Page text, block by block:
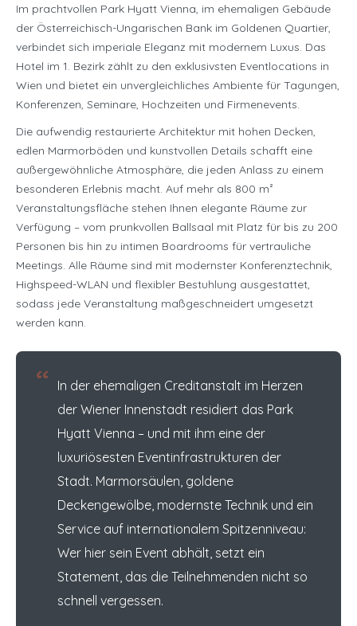
Im prachtvollen Park Hyatt Vienna, im ehemaligen Gebäude
der Österreichisch-Ungarischen Bank im Goldenen Quartier,
verbindet sich imperiale Eleganz mit modernem Luxus. Das
Hotel im 1. Bezirk zählt zu den exklusivsten Eventlocations in
Wien und bietet ein unvergleichliches Ambiente für Tagungen,
Konferenzen, Seminare, Hochzeiten und Firmenevents.
Die aufwendig restaurierte Architektur mit hohen Decken,
edlen Marmorböden und kunstvollen Details schafft eine
außergewöhnliche Atmosphäre, die jeden Anlass zu einem
besonderen Erlebnis macht. Auf mehr als 800 m²
Veranstaltungsfläche stehen Ihnen elegante Räume zur
Verfügung – vom prunkvollen Ballsaal mit Platz für bis zu 200
Personen bis hin zu intimen Boardrooms für vertrauliche
Meetings. Alle Räume sind mit modernster Konferenztechnik,
Highspeed-WLAN und flexibler Bestuhlung ausgestattet,
sodass jede Veranstaltung maßgeschneidert umgesetzt
werden kann.
“ In der ehemaligen Creditanstalt im Herzen
der Wiener Innenstadt residiert das Park
Hyatt Vienna – und mit ihm eine der
luxuriösesten Eventinfrastrukturen der
Stadt. Marmorsäulen, goldene
Deckengewölbe, modernste Technik und ein
Service auf internationalem Spitzenniveau:
Wer hier sein Event abhält, setzt ein
Statement, das die Teilnehmenden nicht so
schnell vergessen.